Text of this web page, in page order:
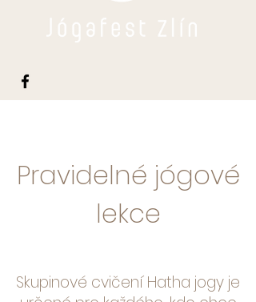
Pravidelné jógové
lekce
Skupinové cvičení Hatha jogy je